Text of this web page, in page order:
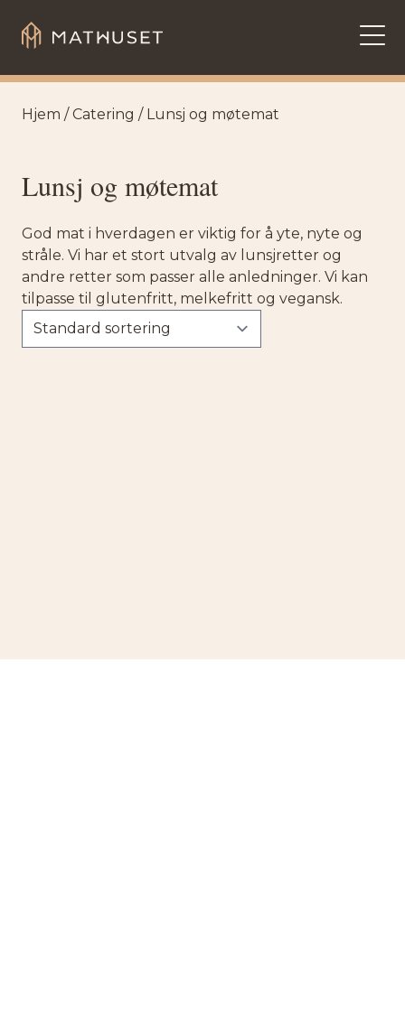
Hjem /Catering / Lunsj og møtemat
Lunsj og møtemat
God mat i hverdagen er viktig for å yte, nyte og
stråle. Vi har et stort utvalg av lunsjretter og
andre retter som passer alle anledninger. Vi kan
tilpasse til glutenfritt, melkefritt og vegansk.